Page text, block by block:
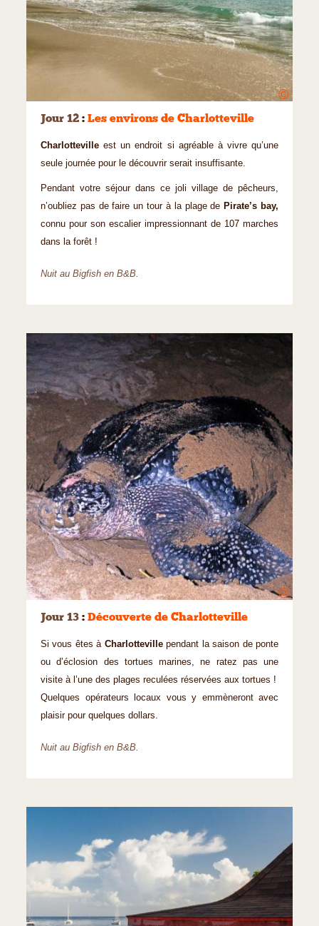
©
Jour 12 : Les environs de Charlotteville
Charlotteville est un endroit si agréable à vivre qu’une
seule journée pour le découvrir serait insuffisante.
Pendant votre séjour dans ce joli village de pêcheurs,
n’oubliez pas de faire un tour à la plage de Pirate’s bay,
connu pour son escalier impressionnant de 107 marches
dans la forêt !
Nuit au Bigfish en B&B.
©
Jour 13 : Découverte de Charlotteville
Si vous êtes à Charlottevillependant la saison de ponte
ou d’éclosion des tortues marines, ne ratez pas une
visite à l’une des plages reculées réservées aux tortues !
Quelques opérateurs locaux vous y emmèneront avec
plaisir pour quelques dollars.
Nuit au Bigfish en B&B.